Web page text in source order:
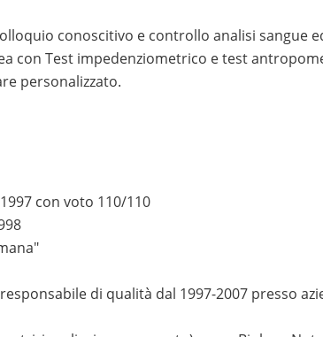
conoscitivo e controllo analisi sangue
con Test impedenziometrico e test
personalizzato.
con voto 110/110
di qualità dal 1997-2007 presso